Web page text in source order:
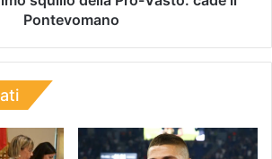
Pontevomano